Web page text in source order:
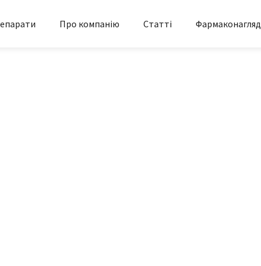
Про компанію Статті Фармаконагляд